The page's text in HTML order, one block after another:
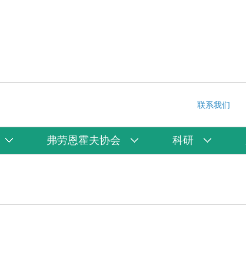
联系我们
弗劳恩霍夫协会 科研